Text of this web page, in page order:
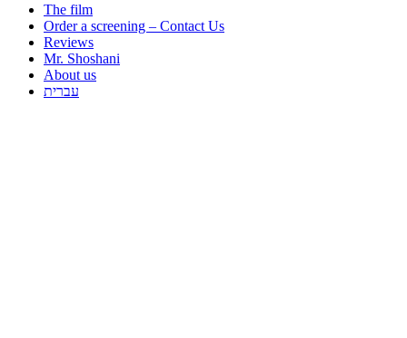
The film
Order a screening – Contact Us
Reviews
Mr. Shoshani
About us
עברית